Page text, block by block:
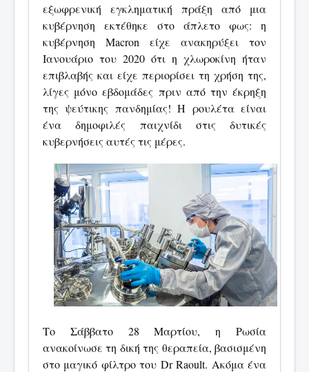
εξωφρενική εγκληματική πράξη από μια
κυβέρνηση εκτέθηκε στο άπλετο φως: η
κυβέρνηση Macron είχε ανακηρύξει τον
Ιανουάριο του 2020 ότι η χλωροκίνη ήταν
επιβλαβής και είχε περιορίσει τη χρήση της,
λίγες μόνο εβδομάδες πριν από την έκρηξη
της ψεύτικης πανδημίας! Η ρουλέτα είναι
ένα δημοφιλές παιχνίδι στις δυτικές
κυβερνήσεις αυτές τις μέρες.
Το Σάββατο 28 Μαρτίου, η Ρωσία
ανακοίνωσε τη δική της θεραπεία, βασισμένη
στο μαγικό φίλτρο του Dr Raoult. Ακόμα ένα